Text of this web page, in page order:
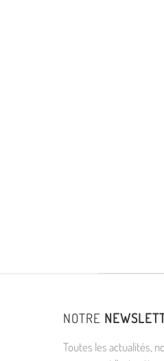
NOTRE
Toutes les actualités,